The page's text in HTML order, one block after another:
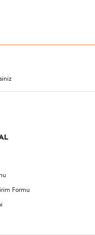
Formu